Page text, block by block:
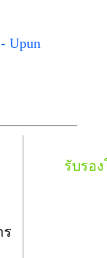
Upun
ร
รับรอ